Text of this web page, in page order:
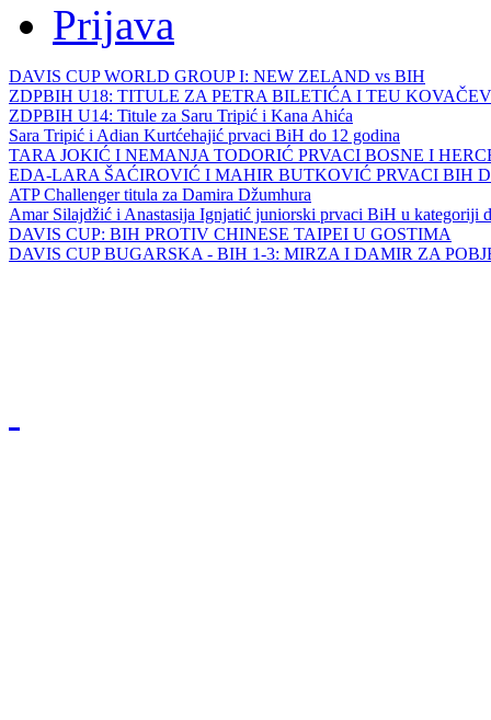
Prijava
DAVIS CUP WORLD GROUP I: NEW ZELAND vs BIH
ZDPBIH U18: TITULE ZA PETRA BILETIĆA I TEU
ZDPBIH U14: Titule za Saru Tripić i Kana Ahića
Sara Tripić i Adian Kurtćehajić prvaci BiH do 12 godina
TARA JOKIĆ I NEMANJA TODORIĆ PRVACI BOSNE I
EDA-LARA ŠAĆIROVIĆ I MAHIR BUTKOVIĆ PRVACI BIH
ATP Challenger titula za Damira Džumhura
Amar Silajdžić i Anastasija Ignjatić juniorski prvaci BiH u kategoriji
DAVIS CUP: BIH PROTIV CHINESE TAIPEI U GOSTIMA
DAVIS CUP BUGARSKA - BIH 1-3: MIRZA I DAMIR ZA